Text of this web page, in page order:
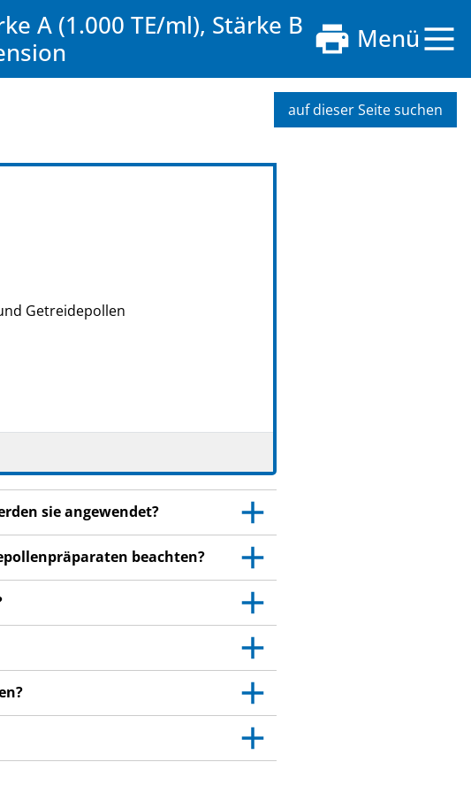
A (1.000 TE/ml), Stärke B
Menü
auf dieser Seite suchen
Getreidepollen
sie angewendet?
beachten?